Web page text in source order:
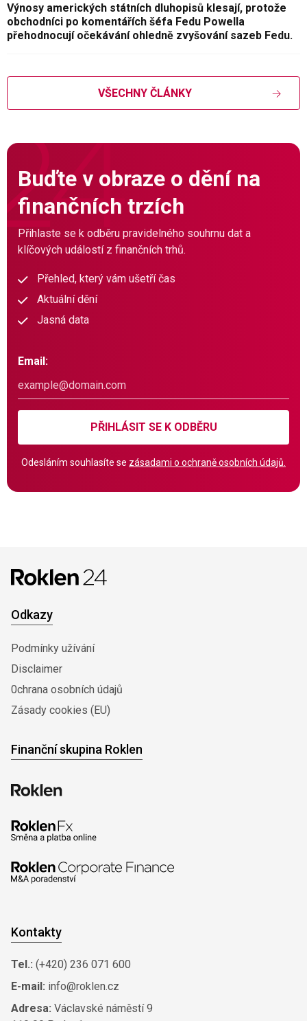
Výnosy amerických státních dluhopisů klesají, protože
obchodníci po komentářích šéfa Fedu Powella
přehodnocují očekávání ohledně zvyšování sazeb Fedu.
VŠECHNY ČLÁNKY
Buďte v obraze o dění na
finančních trzích
Přihlaste se k odběru pravidelného souhrnu dat a
klíčových událostí z finančních trhů.
Přehled, který vám ušetří čas
Aktuální dění
Jasná data
Email:
PŘIHLÁSIT SE K ODBĚRU
Odesláním souhlasíte se zásadami o ochraně osobních údajů.
Odkazy
Podmínky užívání
Disclaimer
0chrana osobních údajů
Zásady cookies (EU)
Finanční skupina Roklen
Kontakty
Tel.: (+420) 236 071 600
E-mail: info@roklen.cz
Adresa: Václavské náměstí 9